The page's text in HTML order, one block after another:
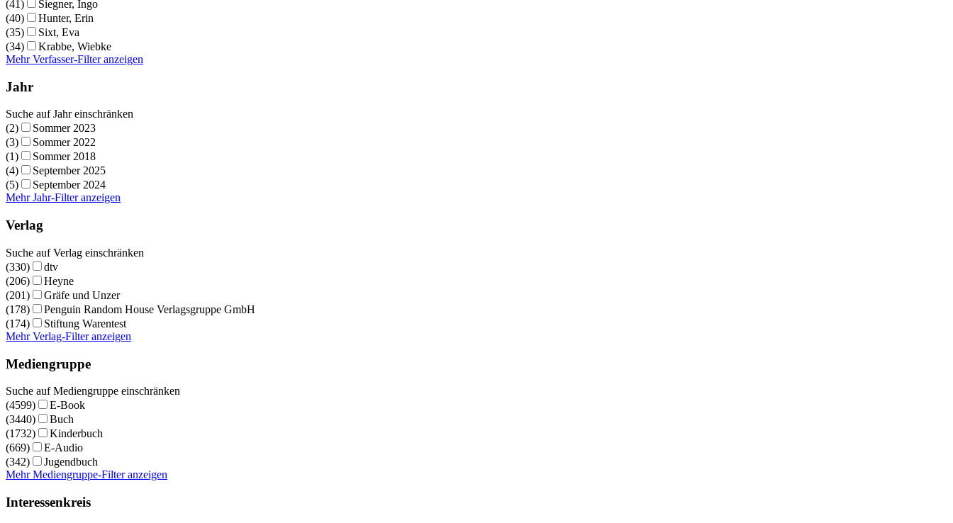
(41)
Siegner, Ingo
(40)
Hunter, Erin
(35)
Sixt, Eva
(34)
Krabbe, Wiebke
Mehr Verfasser-Filter anzeigen
Jahr
Suche auf Jahr einschränken
(2)
Sommer 2023
(3)
Sommer 2022
(1)
Sommer 2018
(4)
September 2025
(5)
September 2024
Mehr Jahr-Filter anzeigen
Verlag
Suche auf Verlag einschränken
(330)
dtv
(206)
Heyne
(201)
Gräfe und Unzer
(178)
Penguin Random House Verlagsgruppe GmbH
(174)
Stiftung Warentest
Mehr Verlag-Filter anzeigen
Mediengruppe
Suche auf Mediengruppe einschränken
(4599)
E-Book
(3440)
Buch
(1732)
Kinderbuch
(669)
E-Audio
(342)
Jugendbuch
Mehr Mediengruppe-Filter anzeigen
Interessenkreis